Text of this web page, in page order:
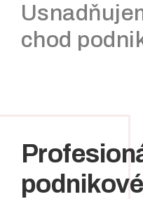
chod